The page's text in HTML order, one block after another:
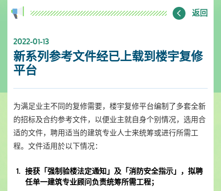
返回
2022-01-13
新系列参考文件经已上载到楼宇复修
平台
为满足业主不同的复修需要，楼宇复修平台编制了多套全新
的招标及合约参考文件，以便业主就自身个别情况，选用合
适的文件，聘用适当的建筑专业人士来统筹或进行所需工
程。文件适用於以下情况：
接获「强制验楼法定通知」及「消防安全指示」，拟聘
任单一建筑专业顾问负责统筹所需工程；